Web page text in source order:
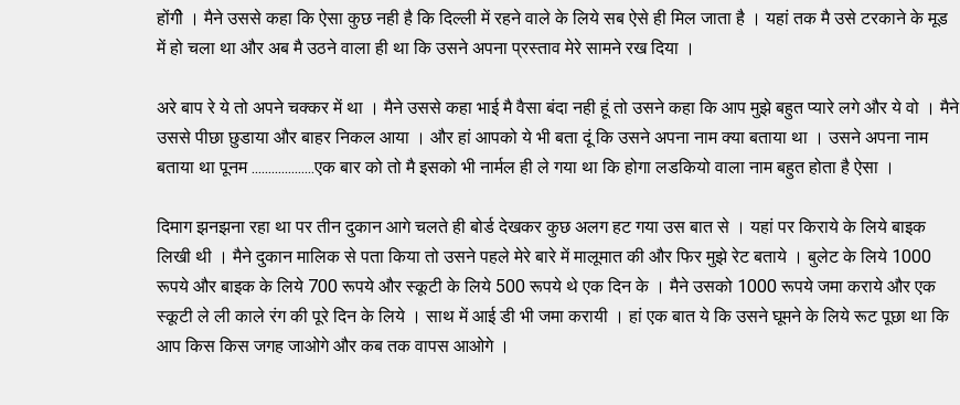
होंगीे । मैने उससे कहा कि ऐसा कुछ नही है कि दिल्ली में रहने वाले के लिये सब ऐसे ही मिल जाता है । यहां तक मै उसे टरकाने के मूड
में हो चला था और अब मै उठने वाला ही था कि उसने अपना प्रस्ताव मेरे सामने रख दिया ।
अरे बाप रे ये तो अपने चक्कर में था । मैने उससे कहा भाई मै वैसा बंदा नही हूं तो उसने कहा कि आप मुझे बहुत प्यारे लगे और ये वो । मैने
उससे पीछा छुडाया और बाहर निकल आया । और हां आपको ये भी बता दूं कि उसने अपना नाम क्या बताया था । उसने अपना नाम
बताया था पूनम ...................एक बार को तो मै इसको भी नार्मल ही ले गया था कि होगा लडकियो वाला नाम बहुत होता है ऐसा ।
दिमाग झनझना रहा था पर तीन दुकान आगे चलते ही बोर्ड देखकर कुछ अलग हट गया उस बात से । यहां पर किराये के लिये बाइक
लिखी थी । मैने दुकान मालिक से पता किया तो उसने पहले मेरे बारे में मालूमात की और फिर मुझे रेट बताये । बुलेट के लिये 1000
रूपये और बाइक के लिये 700 रूपये और स्कूटी के लिये 500 रूपये थे एक दिन के । मैने उसको 1000 रूपये जमा कराये और एक
स्कूटी ले ली काले रंग की पूरे दिन के लिये । साथ में आई डी भी जमा करायी । हां एक बात ये कि उसने घूमने के लिये रूट पूछा था कि
आप किस किस जगह जाओगे और कब तक वापस आओगे ।